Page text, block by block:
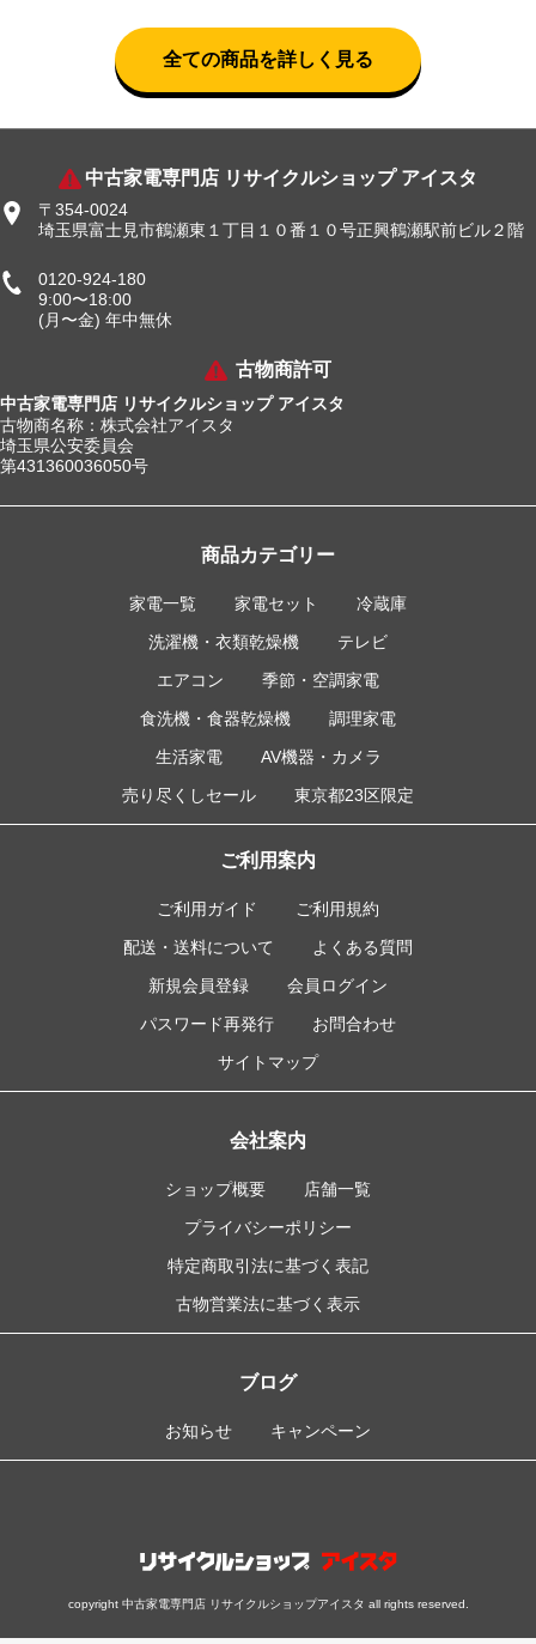
全ての商品を詳しく見る
中古家電専門店 リサイクルショップ アイスタ
〒354-0024
埼玉県富士見市鶴瀬東１丁目１０番１０号正興鶴瀬駅前ビル２階
0120-924-180
9:00〜18:00
(月〜金) 年中無休
古物商許可
中古家電専門店 リサイクルショップ アイスタ
古物商名称：株式会社アイスタ
埼玉県公安委員会
第431360036050号
商品カテゴリー
家電一覧 家電セット
冷蔵庫
洗濯機・衣類乾燥機
テレビ
エアコン
季節・空調家電
食洗機・食器乾燥機
調理家電
生活家電
AV機器・カメラ
売り尽くしセール
東京都23区限定
ご利用案内
ご利用ガイド
ご利用規約
配送・送料について
よくある質問
新規会員登録
会員ログイン
パスワード再発行
お問合わせ
サイトマップ
会社案内
ショップ概要
店舗一覧
プライバシーポリシー
特定商取引法に基づく表記
古物営業法に基づく表示
ブログ
お知らせ キャンペーン
copyright 中古家電専門店 リサイクルショップアイスタ all rights reserved.